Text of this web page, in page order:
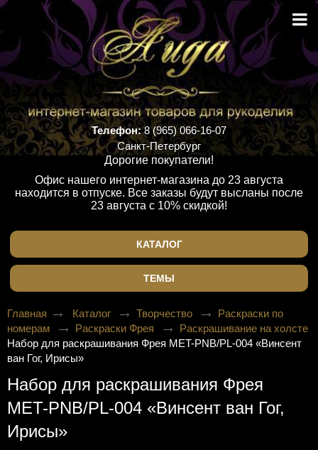
Телефон:8 (965) 066-16-07
Санкт-Петербург
Дорогие покупатели!
Офис нашего интернет-магазина до 23 августа
находится в отпуске. Все заказы будут высланы после
23 августа с 10% скидкой!
КАТАЛОГ
ТЕМЫ
Главная Каталог Творчество
Раскраски по
номерам
Раскраски Фрея
Раскрашивание на холсте
Набор для раскрашивания Фрея MET-PNB/PL-004 «Винсент
ван Гог, Ирисы»
Набор для раскрашивания Фрея
MET-PNB/PL-004 «Винсент ван Гог,
Ирисы»